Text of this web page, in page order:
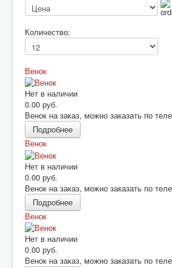
Подготовка памятника
Количество:
Венок
Нет в наличии
0.00 руб.
Венок на заказ, можно заказать по
Подробнее
Венок
Нет в наличии
0.00 руб.
Венок на заказ, можно заказать по
Подробнее
Венок
Нет в наличии
0.00 руб.
Венок на заказ, можно заказать по